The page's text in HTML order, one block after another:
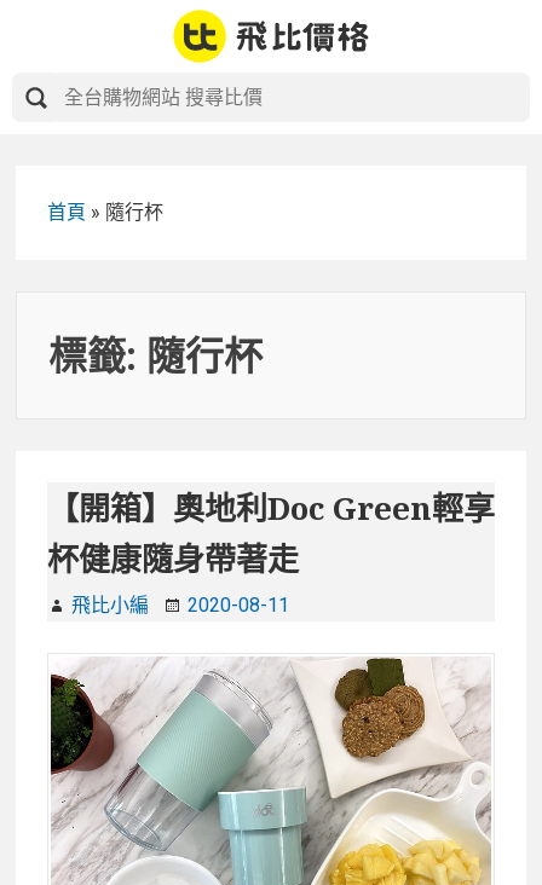
首頁 » 隨行杯
標籤: 隨行杯
【開箱】奧地利Doc Green輕享
杯健康隨身帶著走
飛比小編 2020-08-11